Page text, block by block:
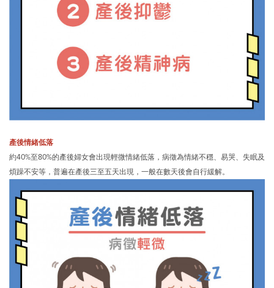
產後情緒低落
約40%至80%的產後婦女會出現輕微情緒低落，病徵為情緒不穩、易哭、失眠及
煩躁不安等，普遍在產後三至五天出現，一般在數天後會自行緩解。